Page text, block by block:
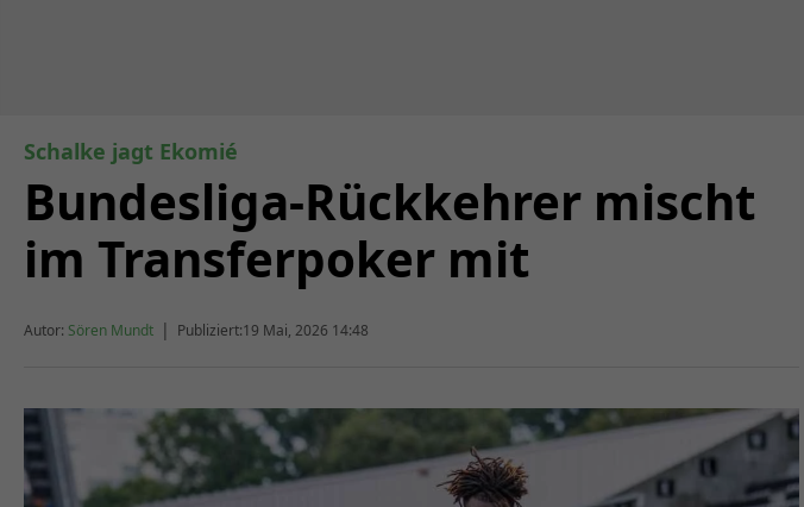
Schalke jagt Ekomié
Bundesliga-Rückkehrer mischt
im Transferpoker mit
Autor: Sören Mundt | Publiziert:19 Mai, 2026 14:48